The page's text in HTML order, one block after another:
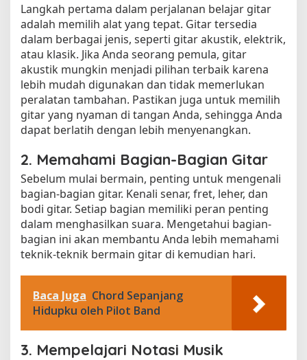
Langkah pertama dalam perjalanan belajar gitar
adalah memilih alat yang tepat. Gitar tersedia
dalam berbagai jenis, seperti gitar akustik, elektrik,
atau klasik. Jika Anda seorang pemula, gitar
akustik mungkin menjadi pilihan terbaik karena
lebih mudah digunakan dan tidak memerlukan
peralatan tambahan. Pastikan juga untuk memilih
gitar yang nyaman di tangan Anda, sehingga Anda
dapat berlatih dengan lebih menyenangkan.
2. Memahami Bagian-Bagian Gitar
Sebelum mulai bermain, penting untuk mengenali
bagian-bagian gitar. Kenali senar, fret, leher, dan
bodi gitar. Setiap bagian memiliki peran penting
dalam menghasilkan suara. Mengetahui bagian-
bagian ini akan membantu Anda lebih memahami
teknik-teknik bermain gitar di kemudian hari.
Baca Juga Chord Sepanjang
Hidupku oleh Pilot Band
3. Mempelajari Notasi Musik